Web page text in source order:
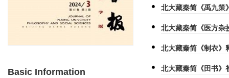
Basic Information
北大藏秦简《禹九策
北大藏秦简《医方杂
北大藏秦简《制衣》
北大藏秦简《田书》